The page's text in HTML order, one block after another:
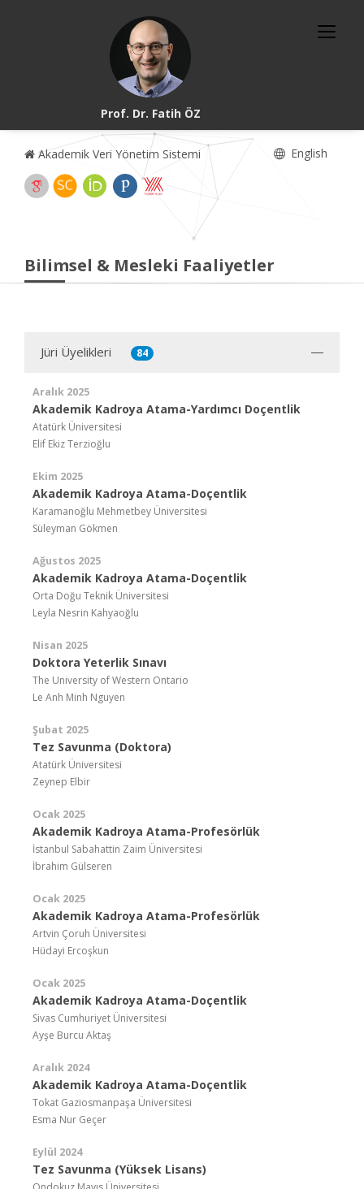
Prof. Dr. Fatih ÖZ
Akademik Veri Yönetim Sistemi English
Bilimsel & Mesleki Faaliyetler
Jüri Üyelikleri 84
Aralık 2025
Akademik Kadroya Atama-Yardımcı Doçentlik
Atatürk Üniversitesi
Elif Ekiz Terzioğlu
Ekim 2025
Akademik Kadroya Atama-Doçentlik
Karamanoğlu Mehmetbey Üniversitesi
Süleyman Gökmen
Ağustos 2025
Akademik Kadroya Atama-Doçentlik
Orta Doğu Teknik Üniversitesi
Leyla Nesrin Kahyaoğlu
Nisan 2025
Doktora Yeterlik Sınavı
The University of Western Ontario
Le Anh Minh Nguyen
Şubat 2025
Tez Savunma (Doktora)
Atatürk Üniversitesi
Zeynep Elbir
Ocak 2025
Akademik Kadroya Atama-Profesörlük
İstanbul Sabahattin Zaim Üniversitesi
İbrahim Gülseren
Ocak 2025
Akademik Kadroya Atama-Profesörlük
Artvin Çoruh Üniversitesi
Hüdayi Ercoşkun
Ocak 2025
Akademik Kadroya Atama-Doçentlik
Sivas Cumhuriyet Üniversitesi
Ayşe Burcu Aktaş
Aralık 2024
Akademik Kadroya Atama-Doçentlik
Tokat Gaziosmanpaşa Üniversitesi
Esma Nur Geçer
Eylül 2024
Tez Savunma (Yüksek Lisans)